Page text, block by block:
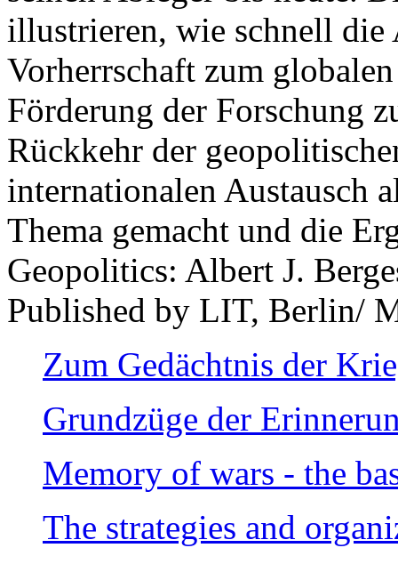
illustrieren, wie schnell die
Vorherrschaft zum
Förderung der Forschung
Rückkehr der
internationalen Austausch
Thema gemacht und die
Geopolitics: Albert J.
Published by LIT, Berlin/
Zum Gedächtnis der
Grundzüge der
Memory of wars - the
The strategies and